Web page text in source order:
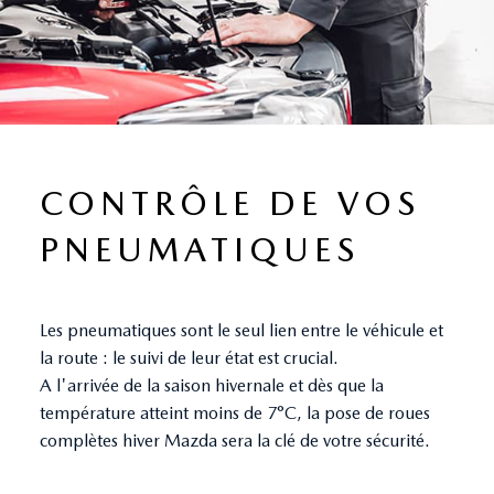
CONTRÔLE DE VOS
PNEUMATIQUES
Les pneumatiques sont le seul lien entre le véhicule et
la route : le suivi de leur état est crucial.
A l'arrivée de la saison hivernale et dès que la
température atteint moins de 7°C, la pose de roues
complètes hiver Mazda sera la clé de votre sécurité.